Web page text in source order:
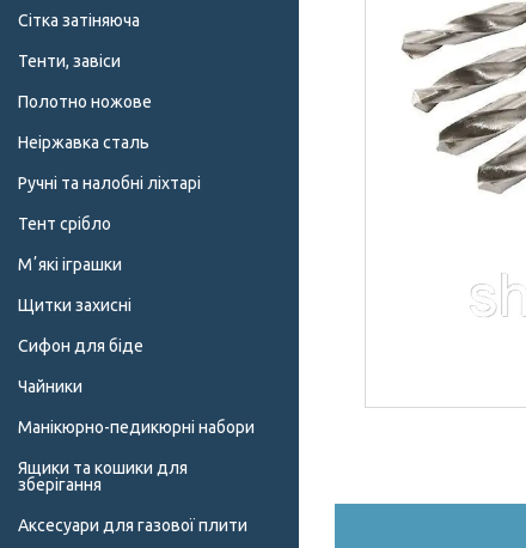
Сітка затіняюча
Тенти, завіси
Полотно ножове
Неіржавка сталь
Ручні та налобні ліхтарі
Тент срібло
Мʼякі іграшки
Щитки захисні
Сифон для біде
Чайники
Манікюрно-педикюрні набори
Ящики та кошики для
зберігання
Аксесуари для газової плити